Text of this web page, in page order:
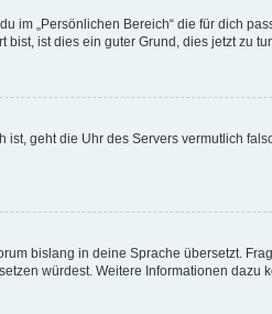
„Persönlichen Bereich“ die für dich
ist dies ein guter Grund, dies jetzt zu
geht die Uhr des Servers vermutlich
bislang in deine Sprache übersetzt.
würdest. Weitere Informationen dazu